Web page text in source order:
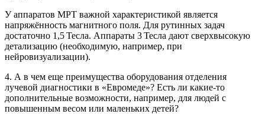
У аппаратов МРТ важной характеристикой является
напряжённость магнитного поля. Для рутинных задач
достаточно 1,5 Тесла. Аппараты 3 Тесла дают сверхвысокую
детализацию (необходимую, например, при
нейровизуализации).
4. А в чем еще преимущества оборудования отделения
лучевой диагностики в «Евромеде»? Есть ли какие-то
дополнительные возможности, например, для людей с
повышенным весом или маленьких детей?